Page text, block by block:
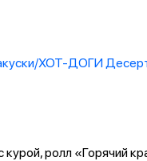
ХОТ-ДОГИ
ролл «Горячий